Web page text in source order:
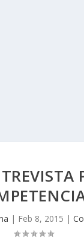
| Feb 8, 2015 |